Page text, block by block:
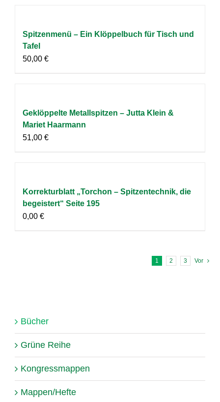
Spitzenmenü – Ein Klöppelbuch für Tisch und
Tafel
50,00 €
Geklöppelte Metallspitzen – Jutta Klein &
Mariet Haarmann
51,00 €
Korrekturblatt „Torchon – Spitzentechnik, die
begeistert“ Seite 195
0,00 €
1 2 3 Vor
Bücher
Grüne Reihe
Kongressmappen
Mappen/Hefte